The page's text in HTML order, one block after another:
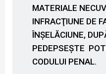
MATERIALE
INFRACŢIUNE DE
ÎNŞELĂCIUNE,
PEDEPSEŞTE
CODULUI PENAL.